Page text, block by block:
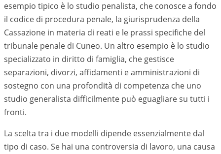
esempio tipico è lo studio penalista, che conosce a fondo
il codice di procedura penale, la giurisprudenza della
Cassazione in materia di reati e le prassi specifiche del
tribunale penale di Cuneo. Un altro esempio è lo studio
specializzato in diritto di famiglia, che gestisce
separazioni, divorzi, affidamenti e amministrazioni di
sostegno con una profondità di competenza che uno
studio generalista difficilmente può eguagliare su tutti i
fronti.
La scelta tra i due modelli dipende essenzialmente dal
tipo di caso. Se hai una controversia di lavoro, una causa